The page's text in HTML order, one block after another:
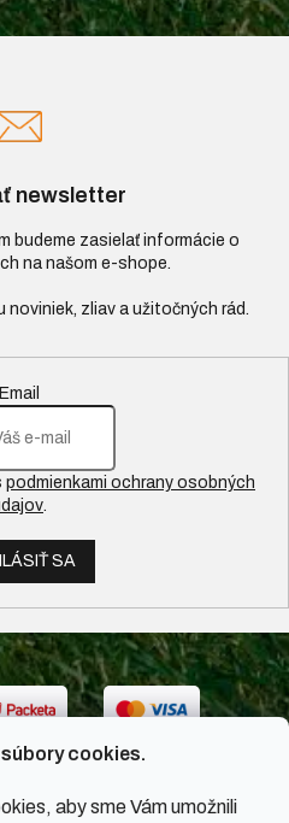
cookies.
aby sme Vám umožnili
newsletter
budeme zasielať informácie o
na našom e-shope.
Email
podmienkami ochrany osobných
SA